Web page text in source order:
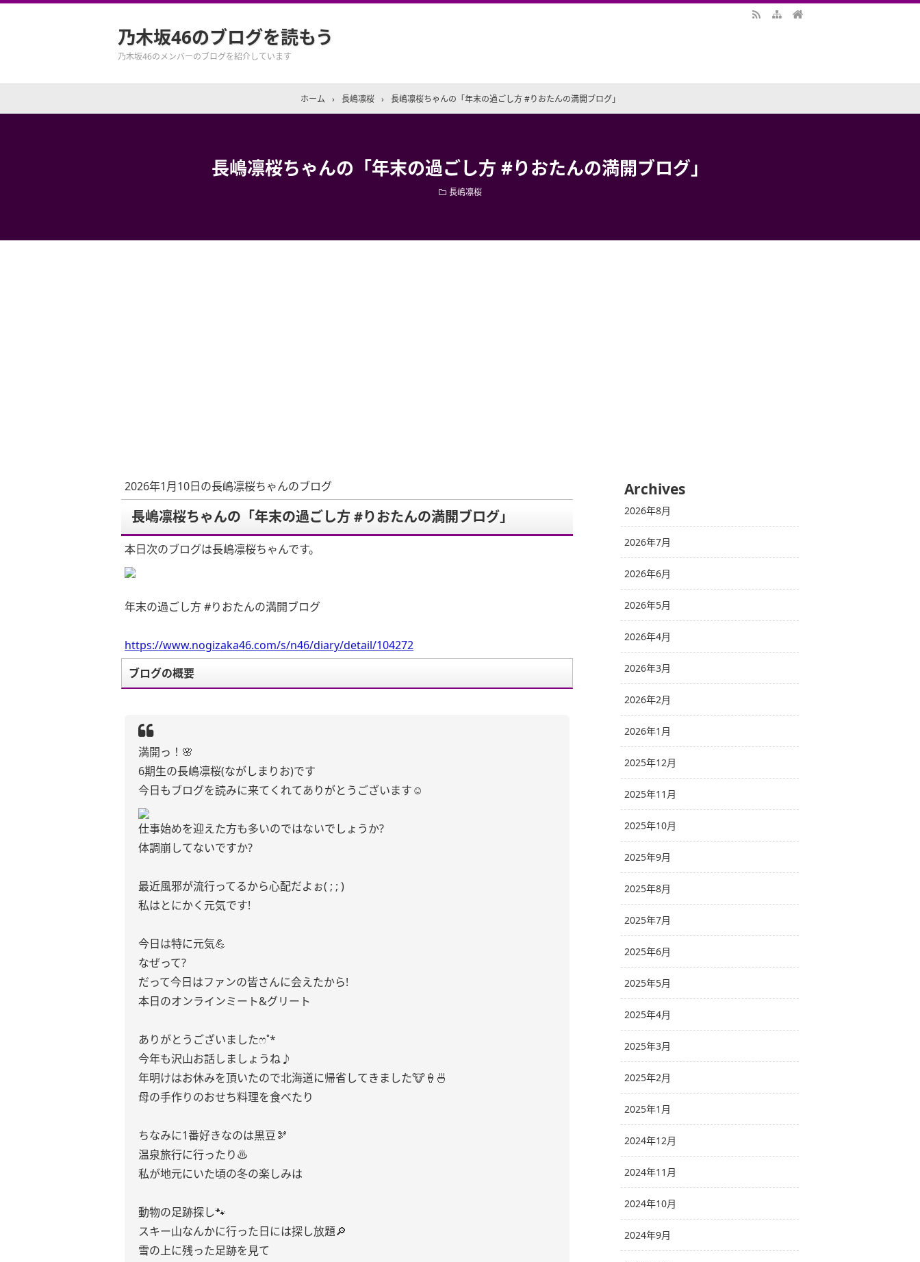
乃木坂46のブログを読もう
乃木坂46のメンバーのブログを紹介しています
ホーム › 長嶋凛桜 › 長嶋凛桜ちゃんの「年末の過ごし方 #りおたんの満開ブログ」
長嶋凛桜ちゃんの「年末の過ごし方 #りおたんの満開ブログ」
長嶋凛桜
2026年1月10日の長嶋凛桜ちゃんのブログ
長嶋凛桜ちゃんの「年末の過ごし方 #りおたんの満開ブログ」
本日次のブログは長嶋凛桜ちゃんです。
年末の過ごし方 #りおたんの満開ブログ
https://www.nogizaka46.com/s/n46/diary/detail/104272
ブログの概要
満開っ！🌸
6期生の長嶋凛桜(ながしまりお)です
今日もブログを読みに来てくれてありがとうございます☺︎
仕事始めを迎えた方も多いのではないでしょうか?
体調崩してないですか?
最近風邪が流行ってるから心配だよぉ( ; ; )
私はとにかく元気です!
今日は特に元気💪
なぜって?
だって今日はファンの皆さんに会えたから!
本日のオンラインミート&グリート
ありがとうございましたෆ˚*
今年も沢山お話しましょうね♪
年明けはお休みを頂いたので北海道に帰省してきました🐮🍦🍜
母の手作りのおせち料理を食べたり
ちなみに1番好きなのは黒豆🫘
温泉旅行に行ったり♨︎
私が地元にいた頃の冬の楽しみは
動物の足跡探し🐾
スキー山なんかに行った日には探し放題🔎
雪の上に残った足跡を見て
Archives
2026年8月
2026年7月
2026年6月
2026年5月
2026年4月
2026年3月
2026年2月
2026年1月
2025年12月
2025年11月
2025年10月
2025年9月
2025年8月
2025年7月
2025年6月
2025年5月
2025年4月
2025年3月
2025年2月
2025年1月
2024年12月
2024年11月
2024年10月
2024年9月